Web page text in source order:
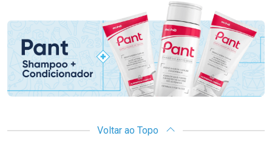
Promoção em Destaque
Voltar ao Topo